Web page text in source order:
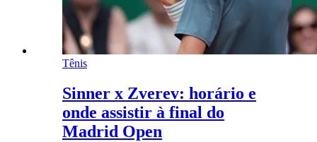
Tênis
Sinner x Zverev: horário e
onde assistir à final do
Madrid Open